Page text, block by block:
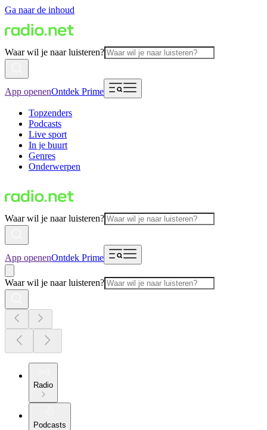
Ga naar de inhoud
Waar wil je naar luisteren?
App openenOntdek Prime
Topzenders
Podcasts
Live sport
In je buurt
Genres
Onderwerpen
Waar wil je naar luisteren?
App openenOntdek Prime
Waar wil je naar luisteren?
Radio
Podcasts